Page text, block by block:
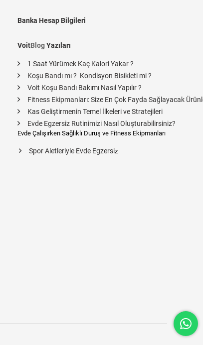
Banka Hesap Bilgileri
VoitBlogYazıları
1 Saat Yürümek Kaç Kalori Yakar ?
Koşu Bandı mı ? Kondisyon Bisikleti mi ?
Voit Koşu Bandı Bakımı Nasıl Yapılır ?
Fitness Ekipmanları: Size En Çok Fayda Sağlayacak
Kas Geliştirmenin Temel İlkeleri ve Stratejileri
Evde Egzersiz Rutinimizi Nasıl Oluşturabilirsiniz?
Evde Çalışırken Sağlıklı Duruş ve Fitness Ekipmanları
Spor Aletleriyle Evde Egzersiz